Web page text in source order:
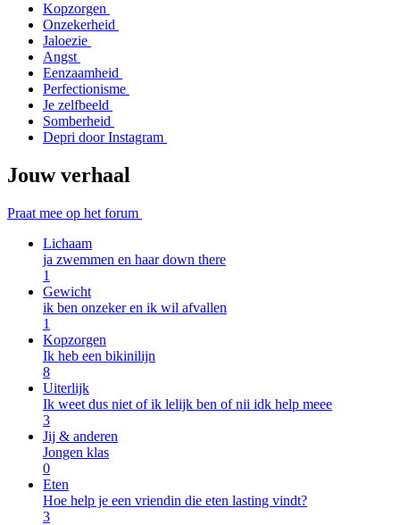
Kopzorgen
Onzekerheid
Jaloezie
Angst
Eenzaamheid
Perfectionisme
Je zelfbeeld
Somberheid
Depri door Instagram
Jouw verhaal
Praat mee op het forum
Lichaam
ja zwemmen en haar down there
1
Gewicht
ik ben onzeker en ik wil afvallen
1
Kopzorgen
Ik heb een bikinilijn
8
Uiterlijk
Ik weet dus niet of ik lelijk ben of nii idk help meee
3
Jij & anderen
Jongen klas
0
Eten
Hoe help je een vriendin die eten lasting vindt?
3